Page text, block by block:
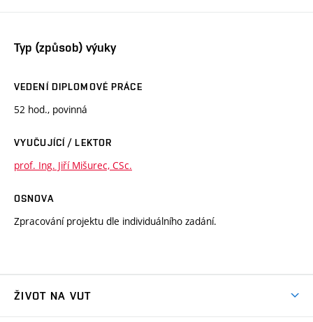
Typ (způsob) výuky
VEDENÍ DIPLOMOVÉ PRÁCE
52 hod., povinná
VYUČUJÍCÍ / LEKTOR
prof. Ing. Jiří Mišurec, CSc.
OSNOVA
Zpracování projektu dle individuálního zadání.
ŽIVOT NA VUT